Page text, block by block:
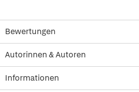
Bewertungen
Autorinnen & Autoren
Informationen